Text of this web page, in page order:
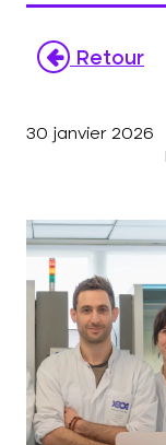
Retour
30 janvier 2026